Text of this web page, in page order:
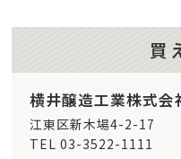
買
横井醸造工業株式会
江東区新木場4-2-17
TEL 03-3522-1111